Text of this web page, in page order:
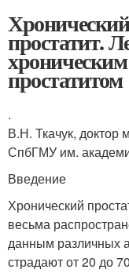
простатит.
простатитом
.
В.Н. Ткачук, доктор
СпбГМУ им.
Введение
Хронический
весьма
данным различных
страдают от 20 до